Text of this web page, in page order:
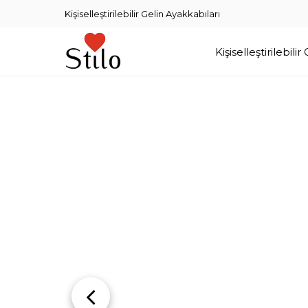
Kişiselleştirilebilir Gelin Ayakkabıları
Kişiselleştirilebilir
Kişiselleştirilebilir Gelin Ayakkabıları